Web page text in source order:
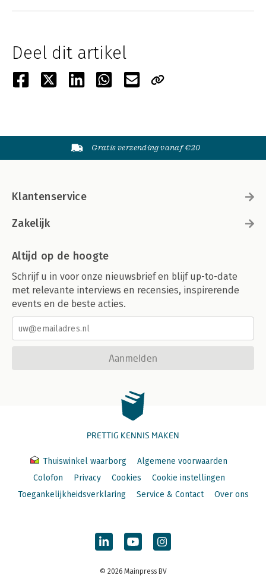
Deel dit artikel
Gratis verzending vanaf €20
Klantenservice
Zakelijk
Altijd op de hoogte
Schrijf u in voor onze nieuwsbrief en blijf up-to-date
met relevante interviews en recensies, inspirerende
events en de beste acties.
Aanmelden
PRETTIG KENNIS MAKEN
Thuiswinkel waarborg
Algemene voorwaarden
Colofon
Privacy Cookies
Cookie instellingen
Toegankelijkheidsverklaring
Service & Contact Over ons
© 2026 Mainpress BV